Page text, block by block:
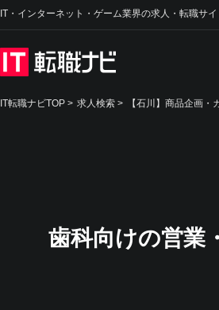
IT・インターネット・ゲーム業界の求人・転職サ
IT転職ナビTOP > 求人検索 > 【石川】商品企画
歯科向けの営業